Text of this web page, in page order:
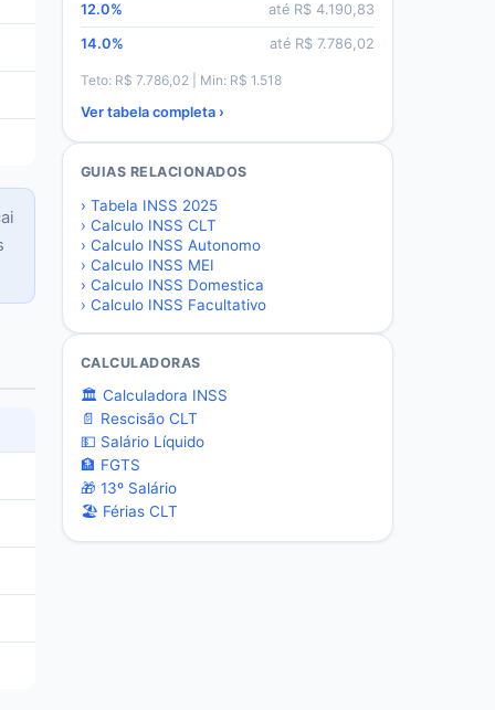
12.0% até R$ 4.190,83
14.0% até R$ 7.786,02
Teto: R$ 7.786,02 | Min: R$ 1.518
Ver tabela completa ›
GUIAS RELACIONADOS
› Tabela INSS 2025
› Calculo INSS CLT
› Calculo INSS Autonomo
› Calculo INSS MEI
› Calculo INSS Domestica
› Calculo INSS Facultativo
CALCULADORAS
🏛️ Calculadora INSS
📄 Rescisão CLT
💵 Salário Líquido
🏦 FGTS
🎁 13º Salário
🏖️ Férias CLT